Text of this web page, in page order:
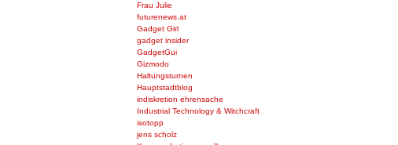
Frau Julie
futurenews.at
Gadget Girl
gadget insider
GadgetGui
Gizmodo
Haltungsturnen
Hauptstadtblog
indiskretion ehrensache
Industrial Technology & Witchcraft
isotopp
jens scholz